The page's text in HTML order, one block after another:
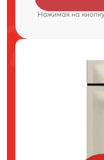
Нажимая на